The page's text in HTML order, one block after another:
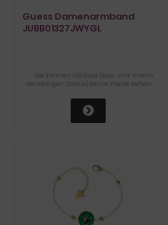
Guess Damenarmband
JUBB01327JWYGL
Sie können als Gast (bzw. mit Ihrem
derzeitigen Status) keine Preise sehen.